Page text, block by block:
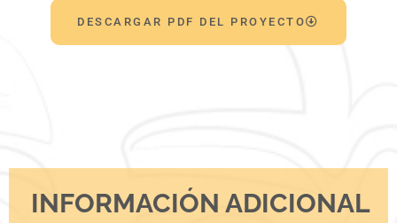
DESCARGAR PDF DEL PROYECTO
INFORMACIÓN ADICIONAL